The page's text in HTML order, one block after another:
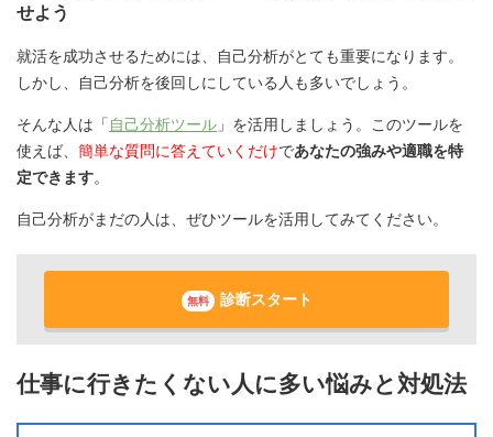
せよう
就活を成功させるためには、自己分析がとても重要になります。
しかし、自己分析を後回しにしている人も多いでしょう。
そんな人は「 自己分析ツール 」を活用しましょう。このツールを
使えば、 簡単な質問に答えていくだけであなたの強みや適職を特
定できます。
自己分析がまだの人は、ぜひツールを活用してみてください。
無料 診断スタート
仕事に行きたくない人に多い悩みと対処法